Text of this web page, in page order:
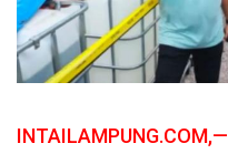
INTAILAMPUNG.COM,—